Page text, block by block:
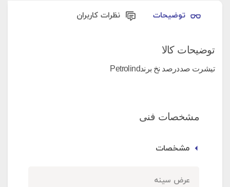
توضیحات نظرات کاربران
توضیحات کالا
تیشرت صددرصد نخ برندPetrolind
مشخصات فنی
مشخصات
عرض سینه